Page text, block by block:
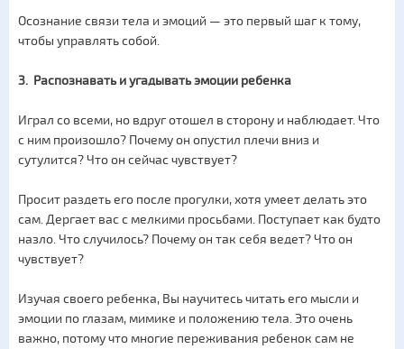
Осознание связи тела и эмоций — это первый шаг к тому,
чтобы управлять собой.
3. Распознавать и угадывать эмоции ребенка
Играл со всеми, но вдруг отошел в сторону и наблюдает. Что
с ним произошло? Почему он опустил плечи вниз и
сутулится? Что он сейчас чувствует?
Просит раздеть его после прогулки, хотя умеет делать это
сам. Дергает вас с мелкими просьбами. Поступает как будто
назло. Что случилось? Почему он так себя ведет? Что он
чувствует?
Изучая своего ребенка, Вы научитесь читать его мысли и
эмоции по глазам, мимике и положению тела. Это очень
важно, потому что многие переживания ребенок сам не